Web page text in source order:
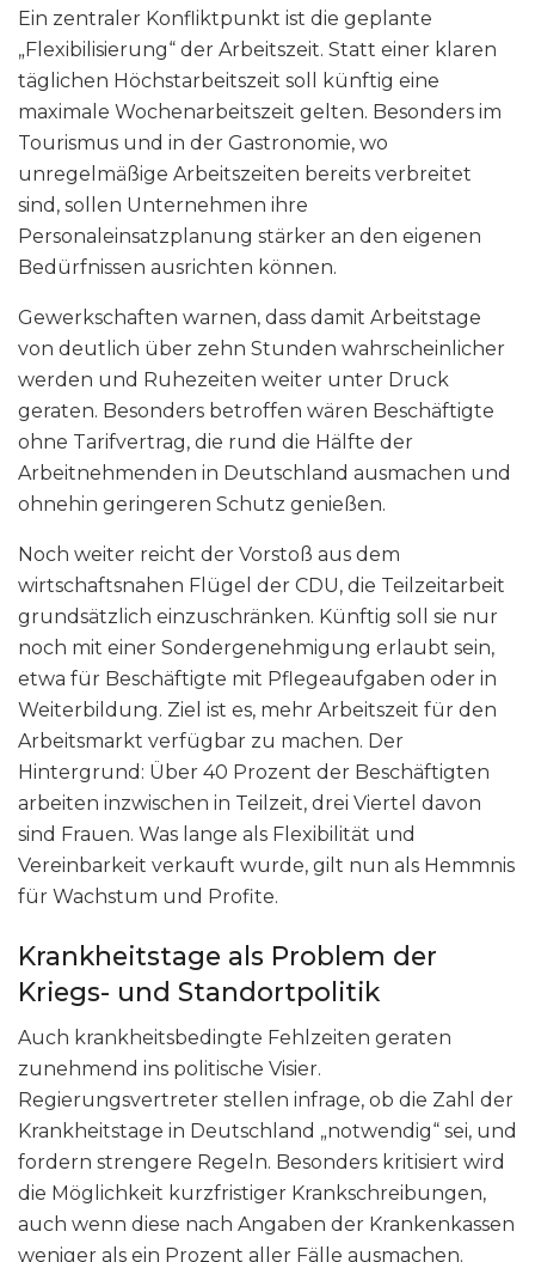
Ein zentraler Konfliktpunkt ist die geplante
„Flexibilisierung“ der Arbeitszeit. Statt einer klaren
täglichen Höchstarbeitszeit soll künftig eine
maximale Wochenarbeitszeit gelten. Besonders im
Tourismus und in der Gastronomie, wo
unregelmäßige Arbeitszeiten bereits verbreitet
sind, sollen Unternehmen ihre
Personaleinsatzplanung stärker an den eigenen
Bedürfnissen ausrichten können.
Gewerkschaften warnen, dass damit Arbeitstage
von deutlich über zehn Stunden wahrscheinlicher
werden und Ruhezeiten weiter unter Druck
geraten. Besonders betroffen wären Beschäftigte
ohne Tarifvertrag, die rund die Hälfte der
Arbeitnehmenden in Deutschland ausmachen und
ohnehin geringeren Schutz genießen.
Noch weiter reicht der Vorstoß aus dem
wirtschaftsnahen Flügel der CDU, die Teilzeitarbeit
grundsätzlich einzuschränken. Künftig soll sie nur
noch mit einer Sondergenehmigung erlaubt sein,
etwa für Beschäftigte mit Pflegeaufgaben oder in
Weiterbildung. Ziel ist es, mehr Arbeitszeit für den
Arbeitsmarkt verfügbar zu machen. Der
Hintergrund: Über 40 Prozent der Beschäftigten
arbeiten inzwischen in Teilzeit, drei Viertel davon
sind Frauen. Was lange als Flexibilität und
Vereinbarkeit verkauft wurde, gilt nun als Hemmnis
für Wachstum und Profite.
Krankheitstage als Problem der
Kriegs- und Standortpolitik
Auch krankheitsbedingte Fehlzeiten geraten
zunehmend ins politische Visier.
Regierungsvertreter stellen infrage, ob die Zahl der
Krankheitstage in Deutschland „notwendig“ sei, und
fordern strengere Regeln. Besonders kritisiert wird
die Möglichkeit kurzfristiger Krankschreibungen,
auch wenn diese nach Angaben der Krankenkassen
weniger als ein Prozent aller Fälle ausmachen.